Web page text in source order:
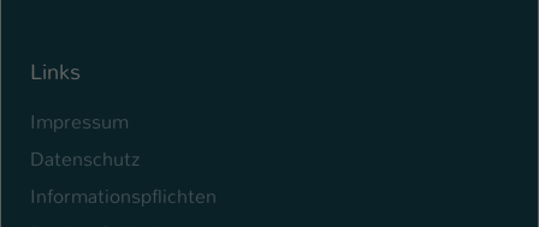
Links
Impressum
Datenschutz
Informationspflichten